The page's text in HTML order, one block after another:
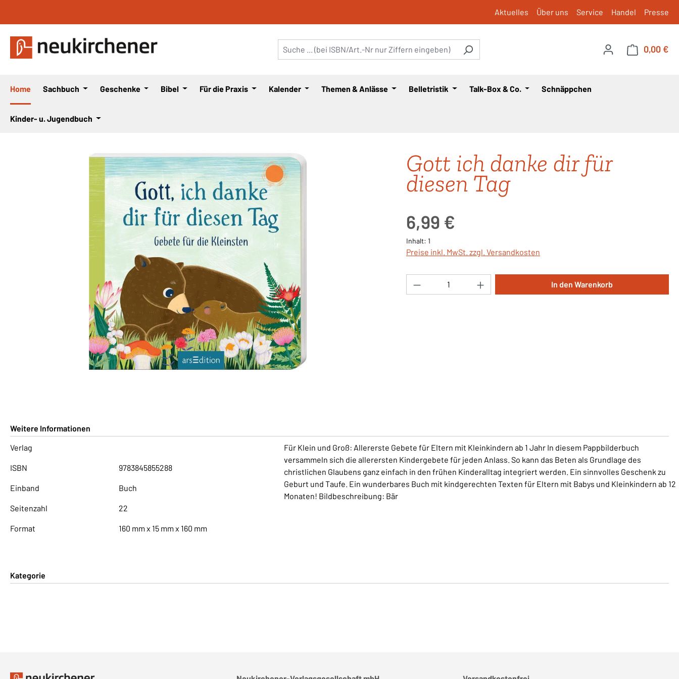
Aktuelles Über uns Service Handel Presse
0,00 €
Home Sachbuch Geschenke Bibel Für die Praxis Kalender Themen & Anlässe Belletristik Talk-Box & Co. Schnäppchen
Kinder- u. Jugendbuch
Bildergalerie überspringen Gott ich danke dir für
diesen Tag
6,99 €
Inhalt: 1
Preise inkl. MwSt. zzgl. Versandkosten
Produkt Anzahl: Gib den gewünschten Wert ein
In den Warenkorb
Weitere Informationen
Verlag
ISBN 9783845855288
Einband Buch
Seitenzahl 22
Format 160 mm x 15 mm x 160 mm
Für Klein und Groß: Allererste Gebete für Eltern mit Kleinkindern ab 1 Jahr In diesem Pappbilderbuch
versammeln sich die allerersten Kindergebete für jeden Anlass. So kann das Beten als Grundlage des
christlichen Glaubens ganz einfach in den frühen Kinderalltag integriert werden. Ein sinnvolles Geschenk zu
Geburt und Taufe. Ein wunderbares Buch mit kindgerechten Texten für Eltern mit Babys und Kleinkindern ab 12
Monaten! Bildbeschreibung: Bär
Kategorie